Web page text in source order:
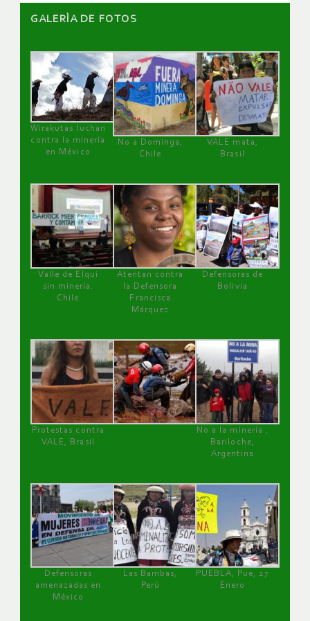
GALERÌA DE FOTOS
Wirakutas luchan
contra la minería
en México
No a Dominga,
Chile
VALE mata,
Brasil
Valle de Elqui
sin minería.
Chile
Atentan contra
la Defensora
Francisca
Márquez
Defensoras de
Bolivia
Protestas contra
VALE, Brasil
No a la minería ,
Bariloche,
Argentina
Defensoras
amenazadas en
México
Las Bambas,
Perú
PUEBLA, Pue, 27
Enero